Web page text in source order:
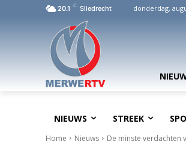
20.1 C Sliedrecht donderdag,
NIEUWS STREEK
Home Nieuws De minste verdachten